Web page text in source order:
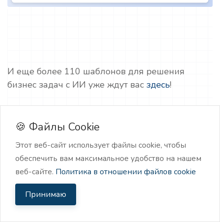
И еще более 110 шаблонов для решения
бизнес задач с ИИ уже ждут вас здесь!
👉 Не упустите возможность попробовать
нейроскрайб для клинического психолога
бесплатноуже сейчас и упростите процесс
создания контент-планов!
можно и в Telegram. Запускайте бот
@neuroscribe_bot
🍪 Файлы Cookie
Этот веб-сайт использует файлы cookie, чтобы
обеспечить вам максимальное удобство на нашем
веб-сайте. Политика в отношении файлов cookie
Принимаю